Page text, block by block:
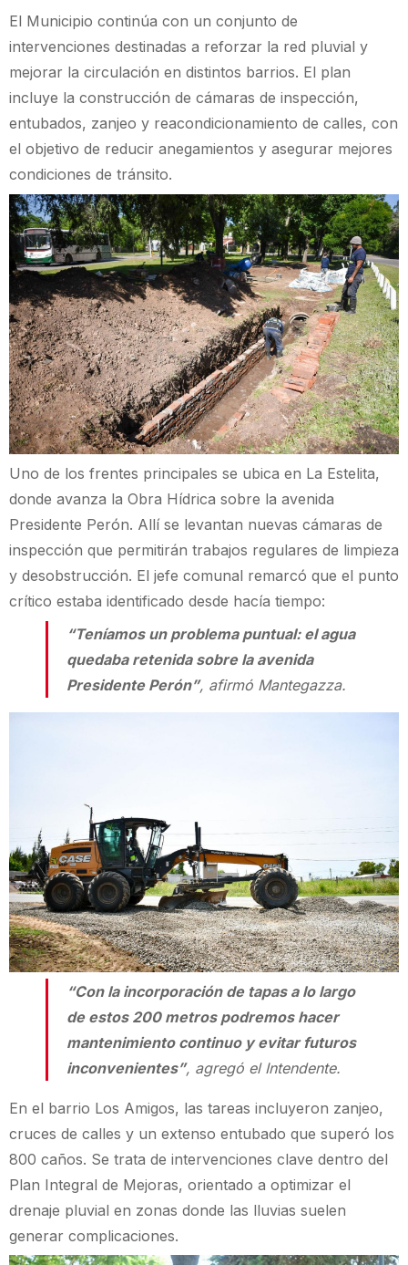
El Municipio continúa con un conjunto de
intervenciones destinadas a reforzar la red pluvial y
mejorar la circulación en distintos barrios. El plan
incluye la construcción de cámaras de inspección,
entubados, zanjeo y reacondicionamiento de calles, con
el objetivo de reducir anegamientos y asegurar mejores
condiciones de tránsito.
Uno de los frentes principales se ubica en La Estelita,
donde avanza la Obra Hídrica sobre la avenida
Presidente Perón. Allí se levantan nuevas cámaras de
inspección que permitirán trabajos regulares de limpieza
y desobstrucción. El jefe comunal remarcó que el punto
crítico estaba identificado desde hacía tiempo:
“Teníamos un problema puntual: el agua
quedaba retenida sobre la avenida
Presidente Perón”, afirmó Mantegazza.
“Con la incorporación de tapas a lo largo
de estos 200 metros podremos hacer
mantenimiento continuo y evitar futuros
inconvenientes”, agregó el Intendente.
En el barrio Los Amigos, las tareas incluyeron zanjeo,
cruces de calles y un extenso entubado que superó los
800 caños. Se trata de intervenciones clave dentro del
Plan Integral de Mejoras, orientado a optimizar el
drenaje pluvial en zonas donde las lluvias suelen
generar complicaciones.